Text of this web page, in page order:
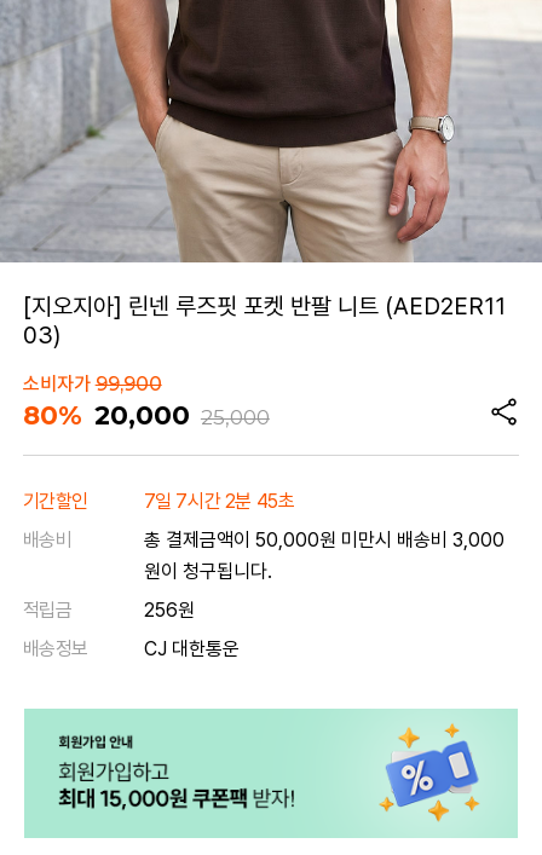
[지오지아] 린넨 루즈핏 포켓 반팔 니트 (AED2ER11
03)
소비자가99,900
80% 20,000 25,000
기간할인
7일 7시간 2분 45초
배송비
총 결제금액이 50,000원 미만시 배송비 3,000
원이 청구됩니다.
적립금
256원
배송정보
CJ 대한통운